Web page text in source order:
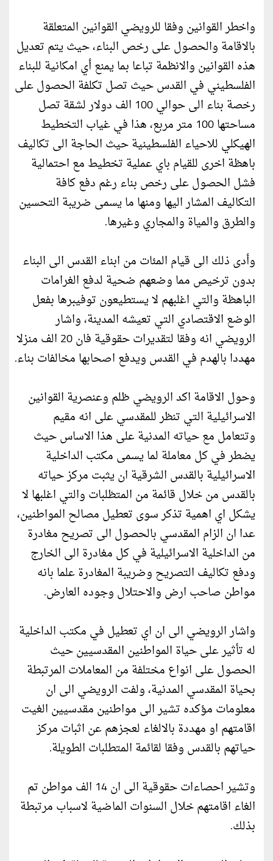
واخطر القوانين وفقا للرويضي القوانين المتعلقة
بالاقامة والحصول على رخص البناء، حيث يتم تعديل
هذه القوانين والانظمة تباعا بما يمنع أي امكانية للبناء
الفلسطيني في القدس حيث تصل تكلفة الحصول على
رخصة بناء الى حوالي 100 الف دولار لشقة تصل
مساحتها 100 متر مربع، هذا في غياب التخطيط
الهيكلي للاحياء الفلسطينية حيث الحاجة الى تكاليف
باهظة اخرى للقيام باي عملية تخطيط مع احتمالية
فشل الحصول على رخص بناء رغم دفع كافة
التكاليف المشار اليها ومنها ما يسمى ضريبة التحسين
والطرق والمياة والمجاري وغيرها.
وأدى ذلك الى قيام المئات من ابناء القدس الى البناء
بدون ترخيص مما وضعهم ضحية لدفع الغرامات
الباهظة والتي اغلبهم لا يستطيعون توفيبرها بفعل
الوضع الاقتصادي التي تعيشه المدينة، واشار
الرويضي انه وفقا لتقديرات حقوقية فان 20 الف منزلا
مهددا بالهدم في القدس ويدفع اصحابها مخالفات بناء.
وحول الاقامة اكد الرويضي ظلم وعنصرية القوانين
الاسرائيلية التي تنظر للمقدسي على انه مقيم
وتتعامل مع حياته المدنية على هذا الاساس حيث
يضطر في كل معاملة لما يسمى مكتب الداخلية
الاسرائيلية بالقدس الشرقية ان يثبت مركز حياته
بالقدس من خلال قائمة من المتظلبات والتي اغلبها لا
يشكل اي اهمية تذكر سوى تعطيل مصالح المواطنين،
عدا ان الزام المقدسي بالحصول الى تصريح مغادرة
من الداخلية الاسرائيلية في كل مغادرة الى الخارج
ودفع تكاليف التصريح وضريبة المغادرة علما بانه
مواطن صاحب ارض والاحتلال وجوده العارض.
واشار الرويضي الى ان اي تعطيل في مكتب الداخلية
له تأثير على حياة المواطنين المقدسيين حيث
الحصول على انواع مختلفة من المعاملات المرتبطة
بحياة المقدسي المدنية، ولفت الرويضي الى ان
معلومات مؤكده تشير الى مواطنين مقدسيين الغيت
اقامتهم او مهددة بالالغاء لعجزهم عن اثبات مركز
حياتهم بالقدس وفقا لقائمة المتطلبات الطويلة.
وتشير احصاءات حقوقية الى ان 14 الف مواطن تم
الغاء اقامتهم خلال السنوات الماضية لاسباب مرتبطة
بذلك.